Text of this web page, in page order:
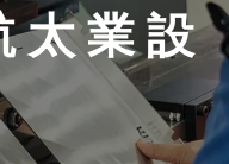
太 業 設